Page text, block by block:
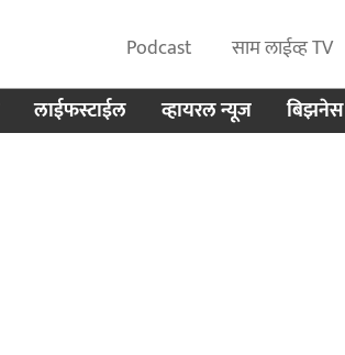
Podcast साम लाईव्ह TV
लाईफस्टाईल व्हायरल न्यूज बिझनेस